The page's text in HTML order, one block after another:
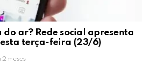
do ar? Rede social apresenta
terça-feira (23/6)
2 meses